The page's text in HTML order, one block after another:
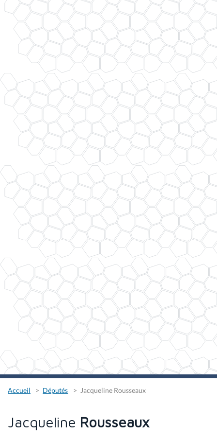
Accueil Députés Jacqueline Rousseaux
Jacqueline Rousseaux